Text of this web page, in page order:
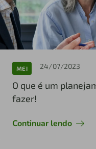
MEI 24/07/2023
O que é um
fazer!
Continuar lendo